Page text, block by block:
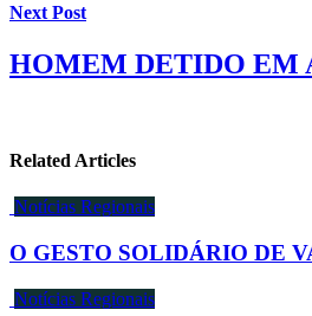
Next Post
HOMEM DETIDO EM
Related Articles
Notícias Regionais
O GESTO SOLIDÁRIO DE
Notícias Regionais